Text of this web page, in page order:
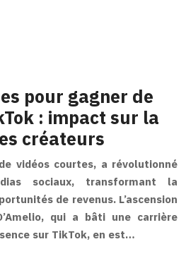
pour gagner de
: impact sur la
créateurs
vidéos courtes, a révolutionné
sociaux, transformant la
de revenus. L’ascension
qui a bâti une carrière
sur TikTok, en est…